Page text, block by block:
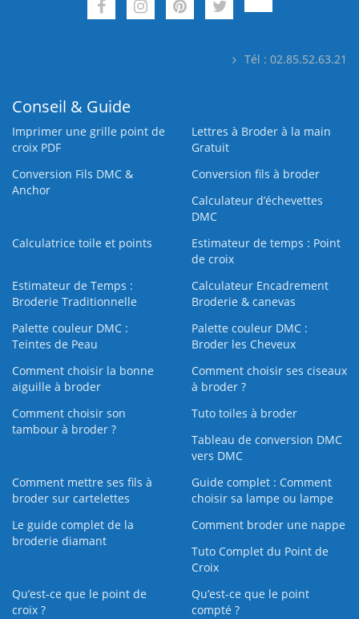
Tél : 02.85.52.63.21
Conseil & Guide
Imprimer une grille point de
croix PDF
Lettres à Broder à la main
Gratuit
Conversion Fils DMC &
Anchor
Conversion fils à broder
Calculateur d’échevettes
DMC
Calculatrice toile et points
Estimateur de temps : Point
de croix
Estimateur de Temps :
Broderie Traditionnelle
Calculateur Encadrement
Broderie & canevas
Palette couleur DMC :
Teintes de Peau
Palette couleur DMC :
Broder les Cheveux
Comment choisir la bonne
aiguille à broder
Comment choisir ses ciseaux
à broder ?
Comment choisir son
tambour à broder ?
Tuto toiles à broder
Tableau de conversion DMC
vers DMC
Comment mettre ses fils à
broder sur cartelettes
Guide complet : Comment
choisir sa lampe ou lampe
Le guide complet de la
broderie diamant
Comment broder une nappe
Tuto Complet du Point de
Croix
Qu’est-ce que le point de
croix ?
Qu’est-ce que le point
compté ?